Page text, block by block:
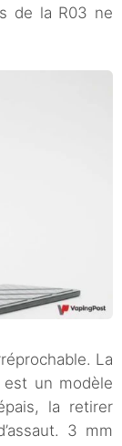
de la R03 ne
La
un modèle
la retirer
3 mm